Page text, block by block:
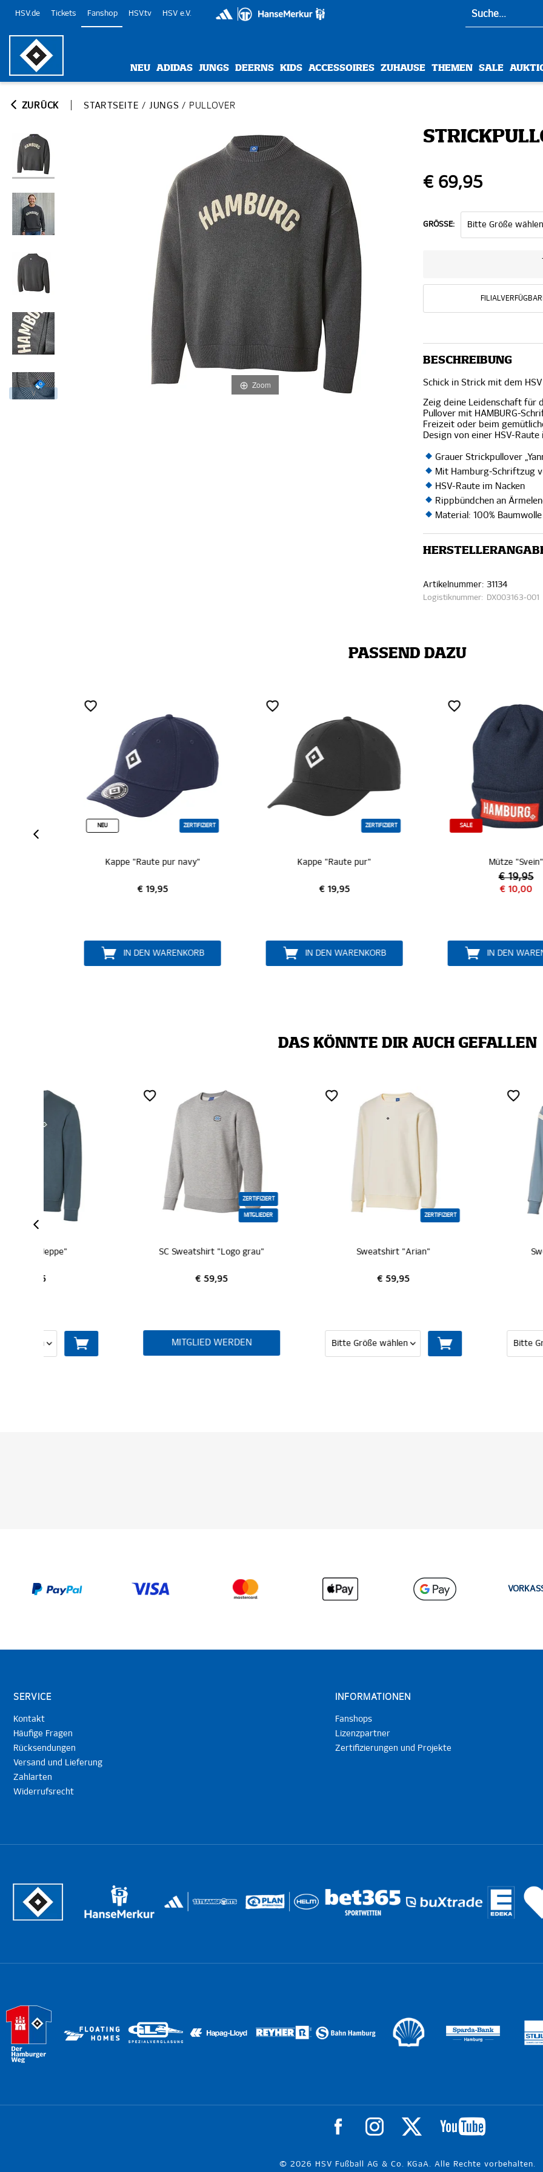
HSV.de Tickets Fanshop HSV.tv HSV e.V.
NEU ADIDAS JUNGS DEERNS KIDS ACCESSOIRES ZUHAUSE THEMEN SALE
ZURÜCK STARTSEITE / JUNGS / PULLOVER
∨
Zoom
€ 69,95
GRÖSSE:
BESCHREIBUNG
Schick in Strick mit dem
Zeig deine Leidenschaft für
Pullover mit HAMBURG-
Freizeit oder beim
Design von einer HSV-Raute
Grauer Strickpullover
Mit Hamburg-Schriftzug
HSV-Raute im Nacken
Rippbündchen an
Material: 100% Baumwolle
Artikelnummer: 31134
Logistiknummer: DX003163-001
PASSEND DAZU
ZERTIFIZIERT
Kappe "Raute pur navy"
€ 19,95
IN DEN WARENKORB
ZERTIFIZIERT
Kappe "Raute pur"
€ 19,95
IN DEN WARENKORB
Mütze "Svein"
€ 19,95
€ 10,00
IN DEN
DAS KÖNNTE DIR AUCH GEFALLEN
ZERTIFIZIERT
SC Sweatshirt "Logo grau"
MITGLIED WERDEN
Sweatshirt "Cameron"
SERVICE
Kontakt
Häufige Fragen
Rücksendungen
Versand und Lieferung
Zahlarten
Widerrufsrecht
INFORMATIONEN
Fanshops
Lizenzpartner
Zertifizierungen und Projekte
© 2026 HSV Fußball AG & Co. KGaA. Alle Rechte vorbehalten.